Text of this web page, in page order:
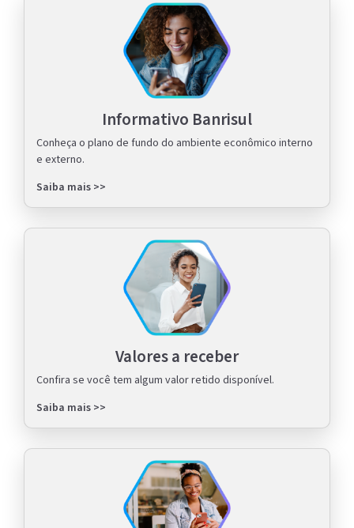
Informativo Banrisul
Conheça o plano de fundo do ambiente econômico interno
e externo.
Saiba mais >>
Valores a receber
Confira se você tem algum valor retido disponível.
Saiba mais >>